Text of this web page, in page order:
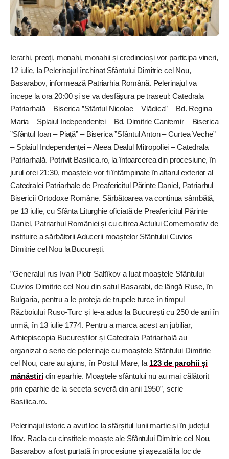
Ierarhi, preoți, monahi, monahii și credincioși vor participa vineri,
12 iulie, la Pelerinajul închinat Sfântului Dimitrie cel Nou,
Basarabov, informează Patriarhia Română. Pelerinajul va
începe la ora 20:00 și se va desfășura pe traseul: Catedrala
Patriarhală – Biserica ”Sfântul Nicolae – Vlădica” – Bd. Regina
Maria – Splaiul Independenței – Bd. Dimitrie Cantemir – Biserica
”Sfântul Ioan – Piață” – Biserica ”Sfântul Anton – Curtea Veche”
– Splaiul Independenței – Aleea Dealul Mitropoliei – Catedrala
Patriarhală. Potrivit Basilica.ro, la întoarcerea din procesiune, în
jurul orei 21:30, moaștele vor fi întâmpinate în altarul exterior al
Catedralei Patriarhale de Preafericitul Părinte Daniel, Patriarhul
Bisericii Ortodoxe Române. Sărbătoarea va continua sâmbătă,
pe 13 iulie, cu Sfânta Liturghie oficiată de Preafericitul Părinte
Daniel, Patriarhul României și cu citirea Actului Comemorativ de
instituire a sărbătorii Aducerii moaștelor Sfântului Cuvios
Dimitrie cel Nou la București.
”Generalul rus Ivan Piotr Saltîkov a luat moaștele Sfântului
Cuvios Dimitrie cel Nou din satul Basarabi, de lângă Ruse, în
Bulgaria, pentru a le proteja de trupele turce în timpul
Războiului Ruso-Turc și le-a adus la București cu 250 de ani în
urmă, în 13 iulie 1774. Pentru a marca acest an jubiliar,
Arhiepiscopia Bu­cu­reștilor și ­Catedrala Patriarhală au
organizat o serie de pelerinaje cu moaștele Sfântului Dimitrie
cel Nou, care au ajuns, în Postul Mare, la 123 de parohii și
mănăstiri din eparhie. Moaștele sfântului nu au mai călătorit
prin eparhie de la seceta severă din anii 1950”, scrie
Basilica.ro.
Pelerinajul istoric a avut loc la sfârșitul lunii martie și în județul
Ilfov. Racla cu cinstitele moaște ale Sfântului Dimitrie cel Nou,
Basarabov a fost purtată în procesiune și așezată la loc de